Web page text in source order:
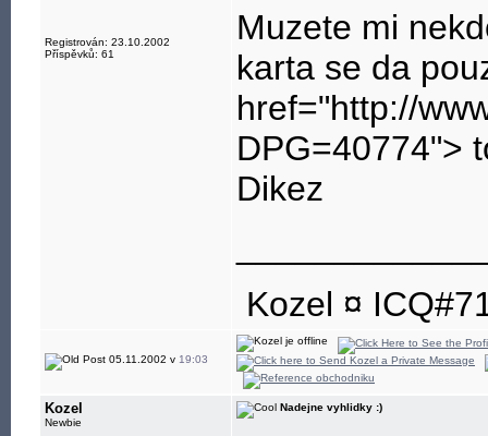
Registrován: 23.10.2002
Příspěvků: 61
Muzete mi
karta se da
href="http://
DPG=40774">
Dikez
Kozel ¤
05.11.2002 v 19:03
Kozel
Newbie
Nadejne vyhlidky :)